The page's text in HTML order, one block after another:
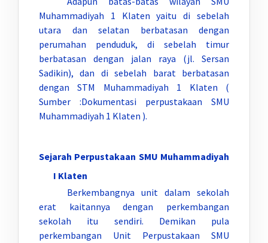
Muhammadiyah 1 Klaten yaitu di sebelah
utara dan selatan berbatasan dengan
perumahan penduduk, di sebelah timur
berbatasan dengan jalan raya (jl. Sersan
Sadikin), dan di sebelah barat berbatasan
dengan STM Muhammadiyah 1 Klaten (
Sumber :Dokumentasi perpustakaan SMU
Muhammadiyah 1 Klaten ).
Sejarah Perpustakaan SMU Muhammadiyah
I Klaten
Berkembangnya unit dalam sekolah
erat kaitannya dengan perkembangan
sekolah itu sendiri. Demikan pula
perkembangan Unit Perpustakaan SMU